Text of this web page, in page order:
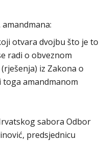
otvara dvojbu što je to
radi o obveznom
iz Zakona o
amandmanom
sabora Odbor
predsjednicu